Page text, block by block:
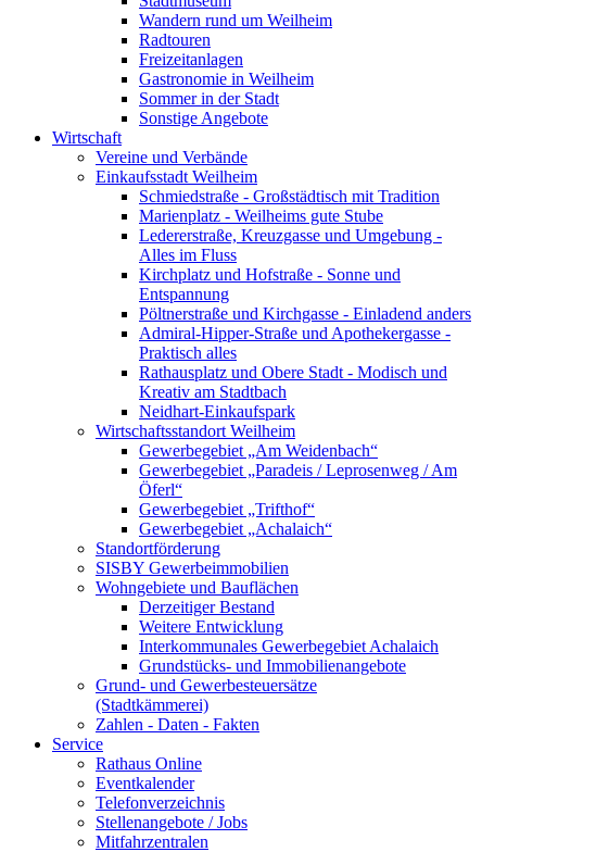
Wandern rund um Weilheim
Radtouren
Freizeitanlagen
Gastronomie in Weilheim
Sommer in der Stadt
Sonstige Angebote
Wirtschaft
Vereine und Verbände
Einkaufsstadt Weilheim
Schmiedstraße - Großstädtisch mit Tradition
Marienplatz - Weilheims gute Stube
Ledererstraße, Kreuzgasse und Umgebung -
Alles im Fluss
Kirchplatz und Hofstraße - Sonne und
Entspannung
Pöltnerstraße und Kirchgasse - Einladend anders
Admiral-Hipper-Straße und Apothekergasse -
Praktisch alles
Rathausplatz und Obere Stadt - Modisch und
Kreativ am Stadtbach
Neidhart-Einkaufspark
Wirtschaftsstandort Weilheim
Gewerbegebiet „Am Weidenbach“
Gewerbegebiet „Paradeis / Leprosenweg / Am
Öferl“
Gewerbegebiet „Trifthof“
Gewerbegebiet „Achalaich“
Standortförderung
SISBY Gewerbeimmobilien
Wohngebiete und Bauflächen
Derzeitiger Bestand
Weitere Entwicklung
Interkommunales Gewerbegebiet Achalaich
Grundstücks- und Immobilienangebote
Grund- und Gewerbesteuersätze
(Stadtkämmerei)
Zahlen - Daten - Fakten
Service
Rathaus Online
Eventkalender
Telefonverzeichnis
Stellenangebote / Jobs
Mitfahrzentralen